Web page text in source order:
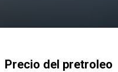
Precio del pretroleo